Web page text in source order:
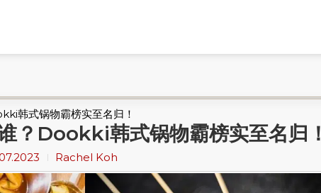
韩式锅物霸榜实至名归！
？Dookki韩式锅物霸榜实至名归！
Rachel Koh